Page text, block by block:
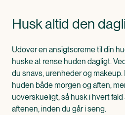
Husk altid den
Udover en ansigtscreme til din
huske at rense huden dagligt.
du snavs, urenheder og
huden både morgen og aften,
uoverskueligt, så husk i hvert
aftenen, inden du går i seng.